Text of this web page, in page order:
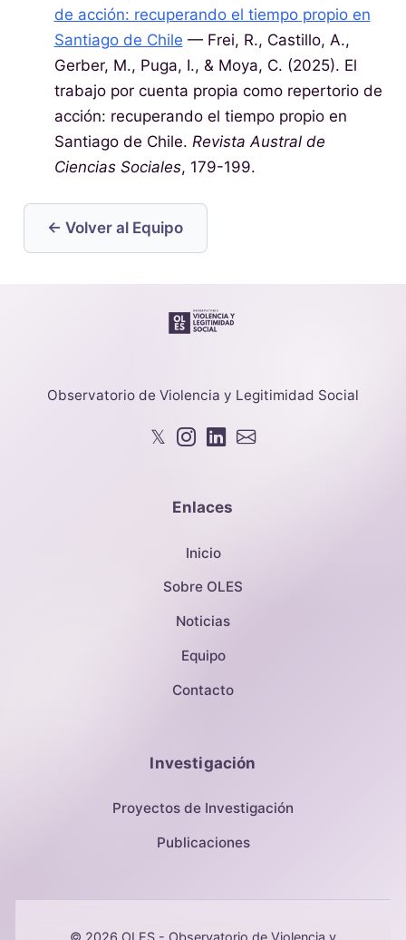
de acción: recuperando el tiempo propio en
Santiago de Chile — Frei, R., Castillo, A.,
Gerber, M., Puga, I., & Moya, C. (2025). El
trabajo por cuenta propia como repertorio de
acción: recuperando el tiempo propio en
Santiago de Chile. Revista Austral de
Ciencias Sociales, 179-199.
← Volver al Equipo
Observatorio de Violencia y Legitimidad Social
𝕏
Enlaces
Inicio
Sobre OLES
Noticias
Equipo
Contacto
Investigación
Proyectos de Investigación
Publicaciones